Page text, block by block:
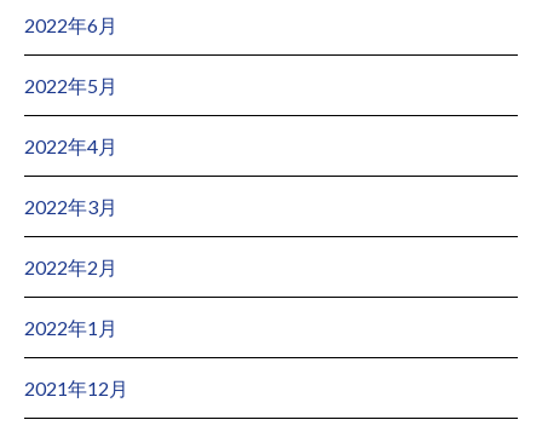
2022年6月
2022年5月
2022年4月
2022年3月
2022年2月
2022年1月
2021年12月